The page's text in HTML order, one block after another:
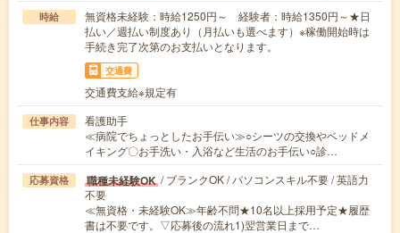
時給
無資格未経験：時給1250円～ 経験者：時給1350円～★日
払い／週払い制度あり（月払いも選べます）※稼働開始時は
手続き完了次第のお支払いとなります。
交通費
交通費支給※規定有
仕事内容
看護助手
≪病院でちょっとしたお手伝い≫○シーツの交換やベッドメ
イキング〇お手洗い・入浴など生活のお手伝い○診…
応募資格 職種未経験OK / ブランクOK / パソコンスキル不要 / 英語力
不要
≪無資格・未経験OK≫年齢不問★10名以上採用予定★履歴
書は不要です。▽応募後の流れ1)翌営業日まで…